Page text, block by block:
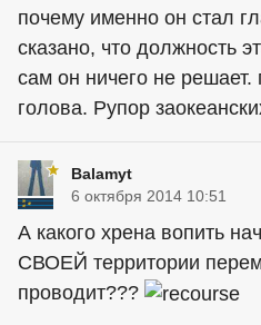
почему именно он стал
сказано, что должность
сам он ничего не решает.
голова. Рупор
Balamyt
6 октября 2014 10:51
А какого хрена вопить
СВОЕЙ территории
проводит???